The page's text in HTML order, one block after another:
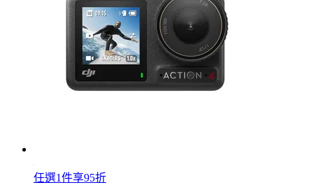
任選1件享95折